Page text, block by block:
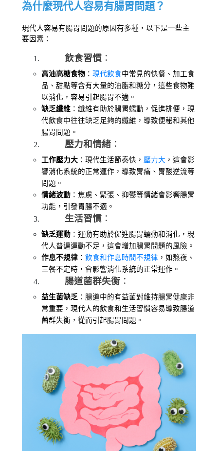
為什麼現代人容易有腸胃問題？
現代人容易有腸胃問題的原因有多種，以下是一些主
要因素：
飲食習慣 ：
高油高糖食物 ： 現代飲食中常見的快餐、加工食
品、甜點等含有大量的油脂和糖分，這些食物難
以消化，容易引起腸胃不適。
缺乏纖維 ：纖維有助於腸胃蠕動，促進排便，現
代飲食中往往缺乏足夠的纖維，導致便秘和其他
腸胃問題。
壓力和情緒 ：
工作壓力大 ：現代生活節奏快， 壓力大 ，這會影
響消化系統的正常運作，導致胃痛、胃酸逆流等
問題。
情緒波動 ：焦慮、緊張、抑鬱等情緒會影響腸胃
功能，引發胃腸不適。
生活習慣 ：
缺乏運動 ：運動有助於促進腸胃蠕動和消化，現
代人普遍運動不足，這會增加腸胃問題的風險。
作息不規律 ： 飲食和作息時間不規律 ，如熬夜、
三餐不定時，會影響消化系統的正常運作。
腸道菌群失衡 ：
益生菌缺乏 ：腸道中的有益菌對維持腸胃健康非
常重要，現代人的飲食和生活習慣容易導致腸道
菌群失衡，從而引起腸胃問題。